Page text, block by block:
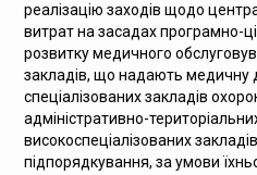
реалізацію заходів щодо
витрат на засадах програмно-
розвитку медичного
закладів, що надають медичну
спеціалізованих закладів
адміністративно-
високоспеціалізованих
підпорядкування, за умови